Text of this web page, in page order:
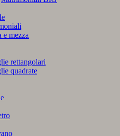
e mezza
rettangolari
quadrate